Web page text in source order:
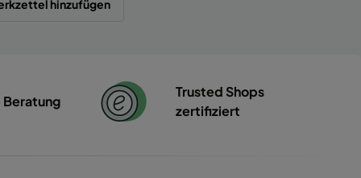
hinzufügen
Beratung
Trusted Shops
zertifiziert